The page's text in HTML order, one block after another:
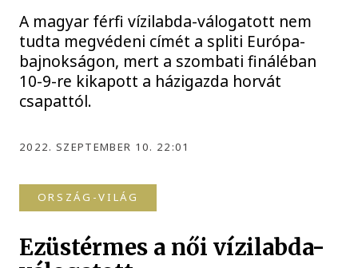
A magyar férfi vízilabda-válogatott nem
tudta megvédeni címét a spliti Európa-
bajnokságon, mert a szombati fináléban
10-9-re kikapott a házigazda horvát
csapattól.
2022. SZEPTEMBER 10. 22:01
ORSZÁG-VILÁG
Ezüstérmes a női vízilabda-